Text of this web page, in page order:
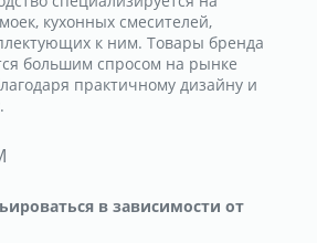
кухонных смесителей,
к ним. Товары бренда
большим спросом на рынке
практичному дизайну и
в зависимости от